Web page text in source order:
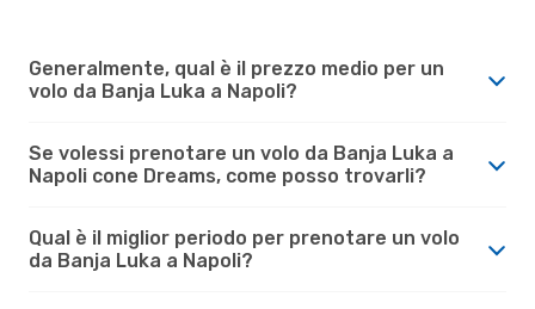
Generalmente, qual è il prezzo medio per un
volo da Banja Luka a Napoli?
Se volessi prenotare un volo da Banja Luka a
Napoli cone Dreams, come posso trovarli?
Qual è il miglior periodo per prenotare un volo
da Banja Luka a Napoli?